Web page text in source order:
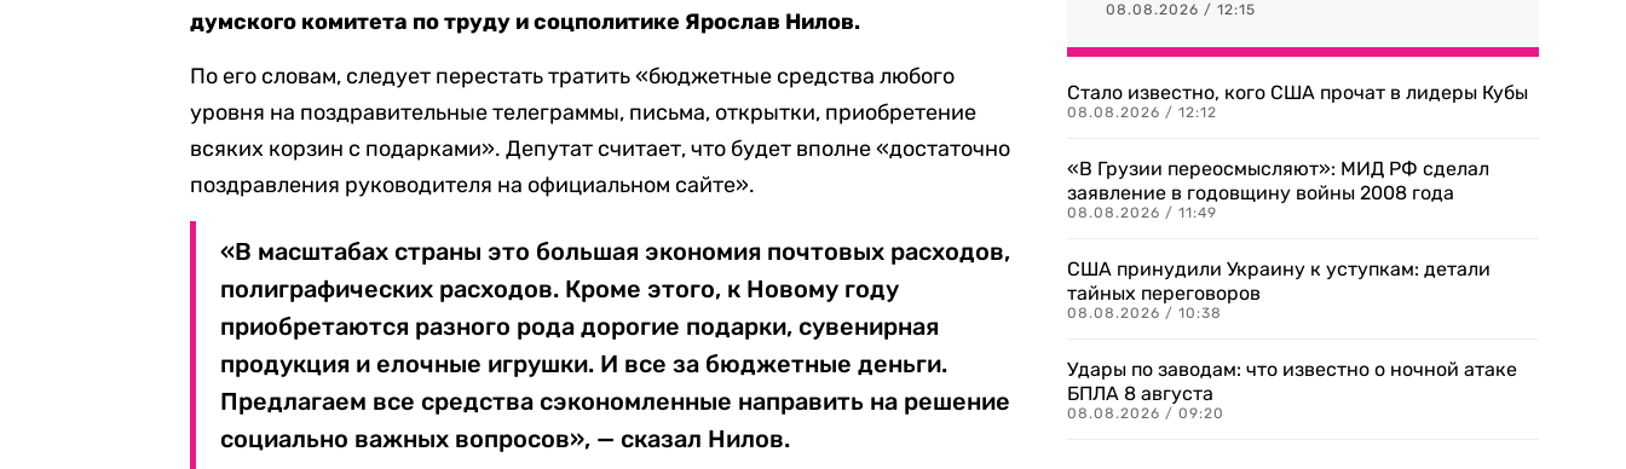
думского комитета по труду и соцполитике Ярослав Нилов.
По его словам, следует перестать тратить «бюджетные средства любого
уровня на поздравительные телеграммы, письма, открытки, приобретение
всяких корзин с подарками». Депутат считает, что будет вполне «достаточно
поздравления руководителя на официальном сайте».
«В масштабах страны это большая экономия почтовых расходов,
полиграфических расходов. Кроме этого, к Новому году
приобретаются разного рода дорогие подарки, сувенирная
продукция и елочные игрушки. И все за бюджетные деньги.
Предлагаем все средства сэкономленные направить на решение
социально важных вопросов», — сказал Нилов.
08.08.2026 / 12:15
Стало известно, кого США прочат в лидеры Кубы
08.08.2026 / 12:12
«В Грузии переосмысляют»: МИД РФ сделал
заявление в годовщину войны 2008 года
08.08.2026 / 11:49
США принудили Украину к уступкам: детали
тайных переговоров
08.08.2026 / 10:38
Удары по заводам: что известно о ночной атаке
БПЛА 8 августа
08.08.2026 / 09:20